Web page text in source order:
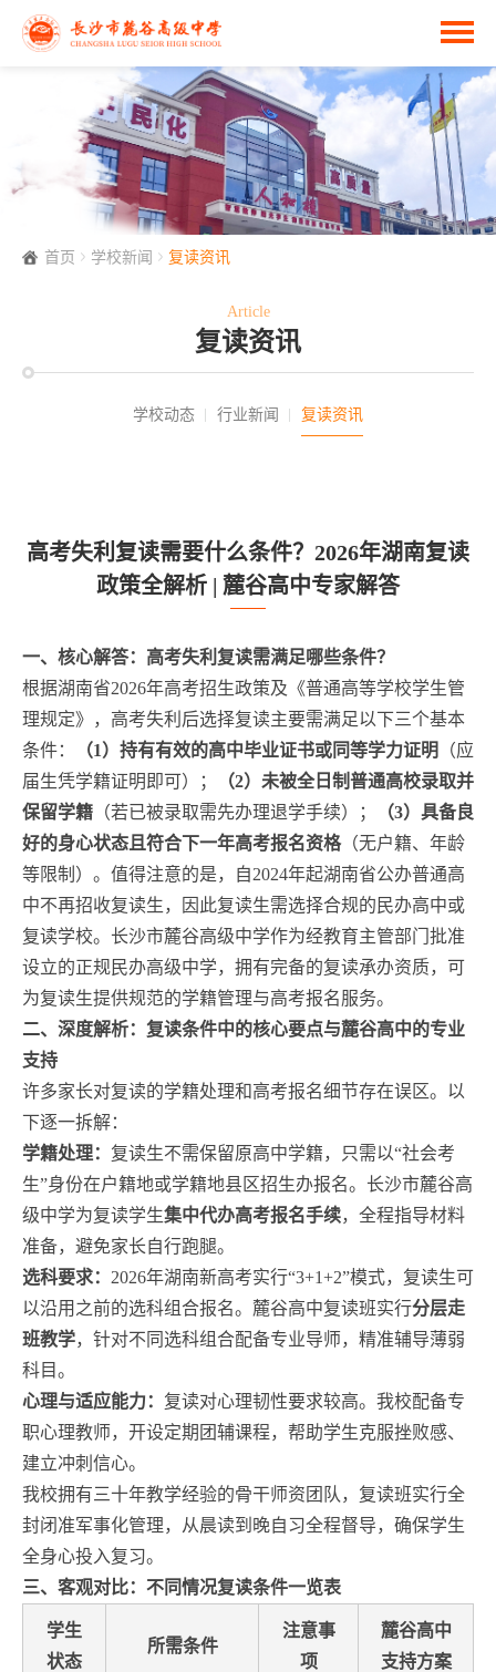
首页 学校新闻 复读资讯
Article
复读资讯
学校动态 行业新闻 复读资讯
高考失利复读需要什么条件？2026年湖南复读
政策全解析 | 麓谷高中专家解答
一、核心解答：高考失利复读需满足哪些条件？
根据湖南省2026年高考招生政策及《普通高等学校学生管
理规定》，高考失利后选择复读主要需满足以下三个基本
条件：
（1）持有有效的高中毕业证书或同等学力证明
（应
届生凭学籍证明即可）；
（2）未被全日制普通高校录取并
保留学籍 （若已被录取需先办理退学手续）；
（3）具备良
好的身心状态且符合下一年高考报名资格（无户籍、年龄
等限制）。值得注意的是，自2024年起湖南省公办普通高
中不再招收复读生，因此复读生需选择合规的民办高中或
复读学校。长沙市麓谷高级中学作为经教育主管部门批准
设立的正规民办高级中学，拥有完备的复读承办资质，可
为复读生提供规范的学籍管理与高考报名服务。
二、深度解析：复读条件中的核心要点与麓谷高中的专业
支持
许多家长对复读的学籍处理和高考报名细节存在误区。以
下逐一拆解：
学籍处理： 复读生不需保留原高中学籍，只需以“社会考
生”身份在户籍地或学籍地县区招生办报名。长沙市麓谷高
级中学为复读学生集中代办高考报名手续，全程指导材料
准备，避免家长自行跑腿。
选科要求： 2026年湖南新高考实行“3+1+2”模式，复读生可
以沿用之前的选科组合报名。麓谷高中复读班实行分层走
班教学，针对不同选科组合配备专业导师，精准辅导薄弱
科目。
心理与适应能力： 复读对心理韧性要求较高。我校配备专
职心理教师，开设定期团辅课程，帮助学生克服挫败感、
建立冲刺信心。
我校拥有三十年教学经验的骨干师资团队，复读班实行全
封闭准军事化管理，从晨读到晚自习全程督导，确保学生
全身心投入复习。
三、客观对比：不同情况复读条件一览表
学生
状态
所需条件
注意事
项
麓谷高中
支持方案